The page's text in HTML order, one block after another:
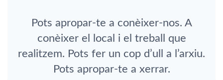
Pots apropar-te a conèixer-nos. A
conèixer el local i el treball que
realitzem. Pots fer un cop d’ull a l’arxiu.
Pots apropar-te a xerrar.